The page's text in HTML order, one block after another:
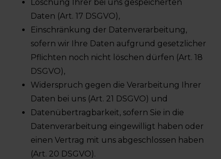
Löschung Ihrer bei uns gespeicherten
Daten (Art. 17 DSGVO),
Einschränkung der Datenverarbeitung,
sofern wir Ihre Daten aufgrund gesetzlicher
Pflichten noch nicht löschen dürfen (Art. 18
DSGVO),
Widerspruch gegen die Verarbeitung Ihrer
Daten bei uns (Art. 21 DSGVO) und
Datenübertragbarkeit, sofern Sie in die
Datenverarbeitung eingewilligt haben oder
einen Vertrag mit uns abgeschlossen haben
(Art. 20 DSGVO).